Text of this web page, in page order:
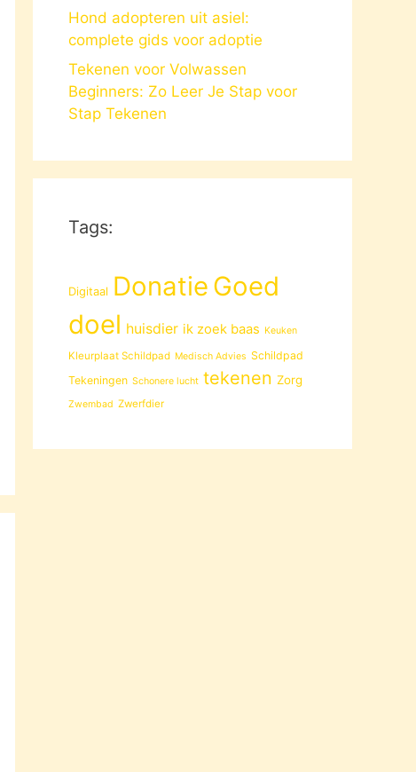
Hond adopteren uit asiel:
complete gids voor adoptie
Tekenen voor Volwassen
Beginners: Zo Leer Je Stap voor
Stap Tekenen
Tags:
Digitaal Donatie Goed
doel huisdier ik zoek baas Keuken
Kleurplaat Schildpad Medisch Advies Schildpad
Tekeningen Schonere lucht tekenen Zorg
Zwembad Zwerfdier